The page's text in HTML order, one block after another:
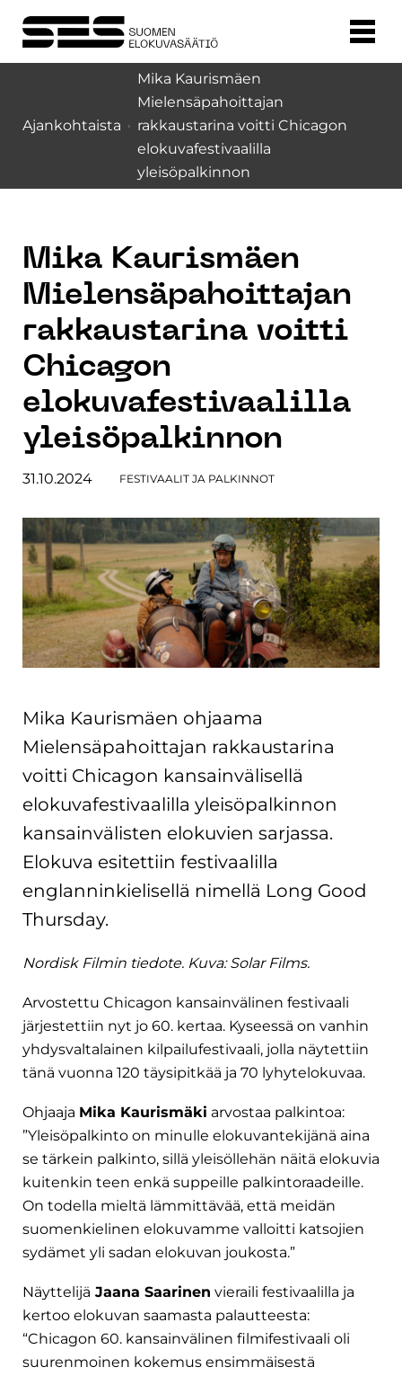
Ajankohtaista
Mika Kaurismäen
Mielensäpahoittajan
rakkaustarina voitti Chicagon
elokuvafestivaalilla
yleisöpalkinnon
Mika Kaurismäen
Mielensäpahoittajan
rakkaustarina voitti
Chicagon
elokuvafestivaalilla
yleisöpalkinnon
31.10.2024 FESTIVAALIT JA PALKINNOT
Mika Kaurismäen ohjaama
Mielensäpahoittajan rakkaustarina
voitti Chicagon kansainvälisellä
elokuvafestivaalilla yleisöpalkinnon
kansainvälisten elokuvien sarjassa.
Elokuva esitettiin festivaalilla
englanninkielisellä nimellä Long Good
Thursday.
Nordisk Filmin tiedote. Kuva: Solar Films.
Arvostettu Chicagon kansainvälinen festivaali
järjestettiin nyt jo 60. kertaa. Kyseessä on vanhin
yhdysvaltalainen kilpailufestivaali, jolla näytettiin
tänä vuonna 120 täysipitkää ja 70 lyhytelokuvaa.
Ohjaaja Mika Kaurismäki arvostaa palkintoa:
”Yleisöpalkinto on minulle elokuvantekijänä aina
se tärkein palkinto, sillä yleisöllehän näitä elokuvia
kuitenkin teen enkä suppeille palkintoraadeille.
On todella mieltä lämmittävää, että meidän
suomenkielinen elokuvamme valloitti katsojien
sydämet yli sadan elokuvan joukosta.”
Näyttelijä Jaana Saarinen vieraili festivaalilla ja
kertoo elokuvan saamasta palautteesta:
“Chicagon 60. kansainvälinen filmifestivaali oli
suurenmoinen kokemus ensimmäisestä